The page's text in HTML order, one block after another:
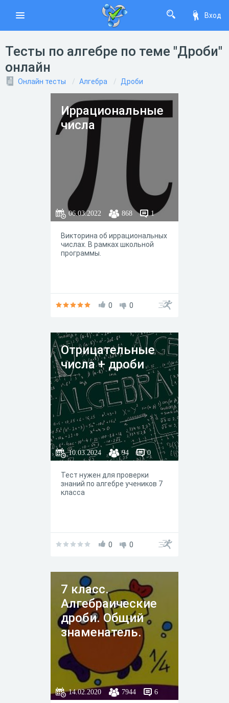
Вход
Тесты по алгебре по теме "Дроби"
онлайн
Онлайн тесты Алгебра Дроби
Иррациональные
числа
06.03.2022 868 1
Викторина об иррациональных
числах. В рамках школьной
программы.
0 0
Отрицательные
числа + дроби
10.03.2024 94 0
Тест нужен для проверки
знаний по алгебре учеников 7
класса
0 0
7 класс.
Алгебраические
дроби. Общий
знаменатель.
14.02.2020 7944 6